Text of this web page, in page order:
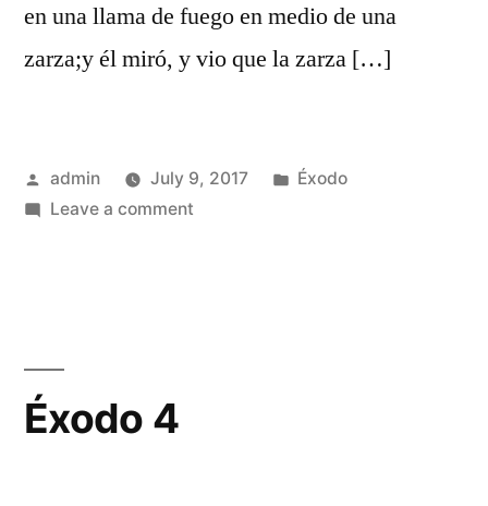
en una llama de fuego en medio de una
zarza;y él miró, y vio que la zarza […]
Posted
by
admin July 9, 2017
Posted
Éxodo
Leave a commenton
Éxodo 4